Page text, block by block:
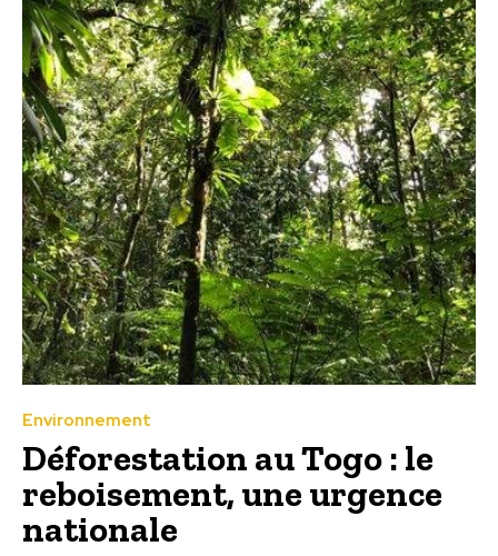
Environnement
Déforestation au Togo : le
reboisement, une urgence
nationale